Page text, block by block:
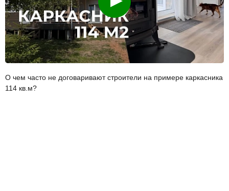
О чем часто не договаривают строители на примере каркасника
114 кв.м?